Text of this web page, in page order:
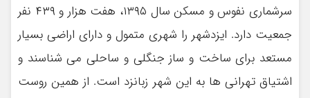
سرشماری نفوس و مسکن سال ۱۳۹۵، هفت هزار و ۴۳۹ نفر
جمعیت دارد. ایزدشهر را شهری متمول و دارای اراضی بسیار
مستعد برای ساخت و ساز جنگلی و ساحلی می شناسند و
اشتیاق تهرانی ها به این شهر زبانزد است. از همین روست